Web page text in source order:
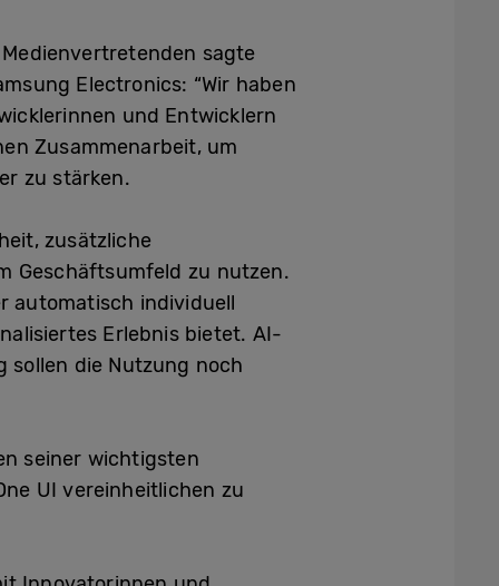
sagte
Electronics: “Wir haben
und Entwicklern
Zusammenarbeit, um
zu stärken.
zusätzliche
Geschäftsumfeld zu nutzen.
automatisch individuell
Erlebnis bietet. AI-
sollen die Nutzung noch
seiner wichtigsten
UI vereinheitlichen zu